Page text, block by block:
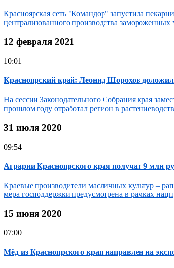
Красноярская сеть "Командор" запустила
централизованного производства
12 февраля 2021
10:01
Красноярский край: Леонид Шорохов доложил
На сессии Законодательного Собрания края
прошлом году отработал регион в
31 июля 2020
09:54
Аграрии Красноярского края получат 9 млн
Краевые производители масличных культур –
мера господдержки предусмотрена в рамках
15 июня 2020
07:00
Мёд из Красноярского края направлен на